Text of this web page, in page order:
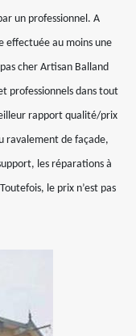
un professionnel. A
effectuée au moins une
cher Artisan Balland
professionnels dans tout
rapport qualité/prix
ravalement de façade,
les réparations à
le prix n’est pas